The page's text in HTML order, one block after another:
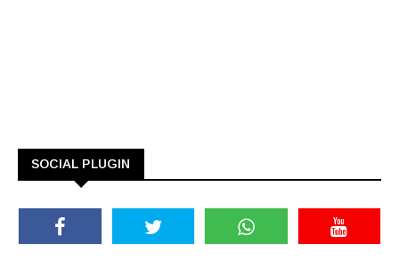
SOCIAL PLUGIN